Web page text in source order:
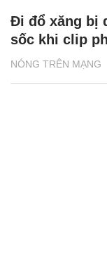
NÓNG TRÊN MẠNG
Đi đổ xăng bị
sốc khi clip